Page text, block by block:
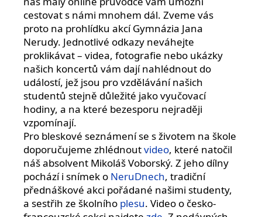
cestovat s námi mnohem dál. Zveme vás
proto na prohlídku akcí Gymnázia Jana
Nerudy. Jednotlivé odkazy neváhejte
proklikávat – videa, fotografie nebo ukázky
našich koncertů vám dají nahlédnout do
událostí, jež jsou pro vzdělávání našich
studentů stejně důležité jako vyučovací
hodiny, a na které bezesporu nejraději
vzpomínají.
Pro bleskové seznámení se s životem na škole
doporučujeme zhlédnoutvideo, které natočil
náš absolvent Mikoláš Voborský. Z jeho dílny
pochází i snímek o NeruDnech, tradiční
přednáškové akci pořádané našimi studenty,
a sestřih ze školního plesu. Video o česko-